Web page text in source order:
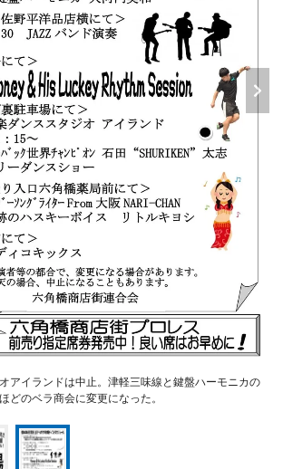
アイランドは中止。津軽三味線と鍵盤ハーモニカの
どのベラ商会に変更になった。